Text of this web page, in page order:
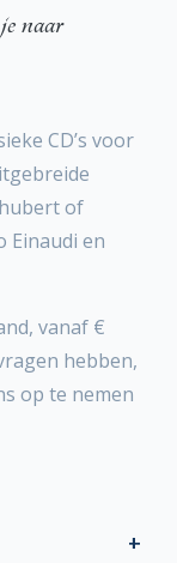
naar
CD’s voor
of
Einaudi en
vanaf €
hebben,
op te nemen